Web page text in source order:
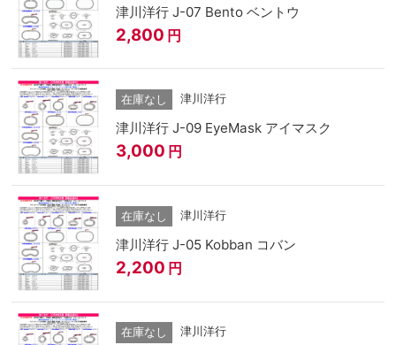
津川洋行 J-07 Bento ベントウ
2,800 円
在庫なし 津川洋行
津川洋行 J-09 EyeMask アイマスク
3,000 円
在庫なし 津川洋行
津川洋行 J-05 Kobban コバン
2,200 円
在庫なし 津川洋行